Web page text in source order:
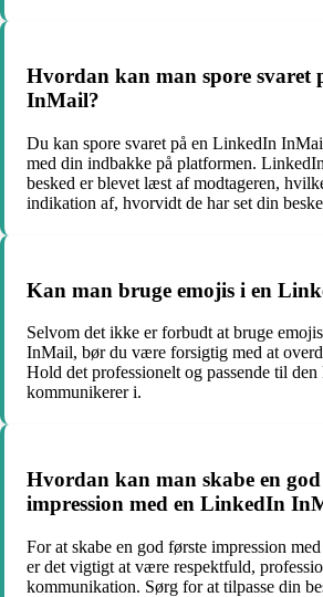
Hvordan kan man spore svaret
InMail?
Du kan spore svaret på en LinkedIn
med din indbakke på platformen.
besked er blevet læst af modtageren,
indikation af, hvorvidt de har set din
Kan man bruge emojis i en
Selvom det ikke er forbudt at bruge
InMail, bør du være forsigtig med at
Hold det professionelt og passende til den
kommunikerer i.
Hvordan kan man skabe en
impression med en LinkedIn
For at skabe en god første impression
er det vigtigt at være respektfuld,
kommunikation. Sørg for at tilpasse din